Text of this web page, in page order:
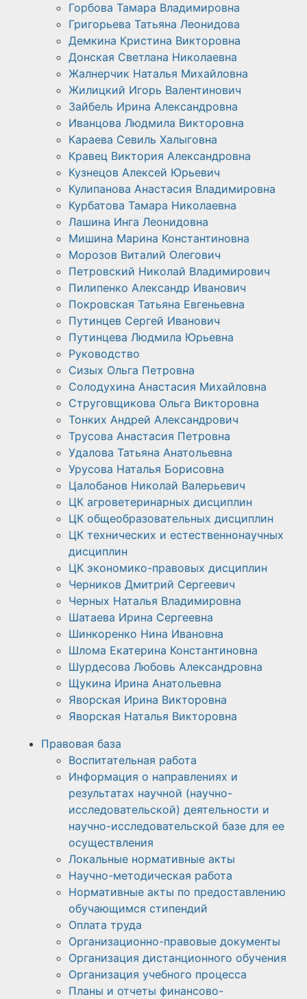
Горбова Тамара Владимировна
Григорьева Татьяна Леонидова
Демкина Кристина Викторовна
Донская Светлана Николаевна
Жалнерчик Наталья Михайловна
Жилицкий Игорь Валентинович
Зайбель Ирина Александровна
Иванцова Людмила Викторовна
Караева Севиль Халыговна
Кравец Виктория Александровна
Кузнецов Алексей Юрьевич
Кулипанова Анастасия Владимировна
Курбатова Тамара Николаевна
Лашина Инга Леонидовна
Мишина Марина Константиновна
Морозов Виталий Олегович
Петровский Николай Владимирович
Пилипенко Александр Иванович
Покровская Татьяна Евгеньевна
Путинцев Сергей Иванович
Путинцева Людмила Юрьевна
Руководство
Сизых Ольга Петровна
Солодухина Анастасия Михайловна
Струговщикова Ольга Викторовна
Тонких Андрей Александрович
Трусова Анастасия Петровна
Удалова Татьяна Анатольевна
Урусова Наталья Борисовна
Цалобанов Николай Валерьевич
ЦК агроветеринарных дисциплин
ЦК общеобразовательных дисциплин
ЦК технических и естественнонаучных
дисциплин
ЦК экономико-правовых дисциплин
Черников Дмитрий Сергеевич
Черных Наталья Владимировна
Шатаева Ирина Сергеевна
Шинкоренко Нина Ивановна
Шлома Екатерина Константиновна
Шурдесова Любовь Александровна
Щукина Ирина Анатольевна
Яворская Ирина Викторовна
Яворская Наталья Викторовна
Правовая база
Воспитательная работа
Информация о направлениях и
результатах научной (научно-
исследовательской) деятельности и
научно-исследовательской базе для ее
осуществления
Локальные нормативные акты
Научно-методическая работа​​
Нормативные акты по предоставлению
обучающимся стипендий
Оплата труда
Организационно-правовые документы
Организация дистанционного обучения
Организация учебного процесса
Планы и отчеты финансово-